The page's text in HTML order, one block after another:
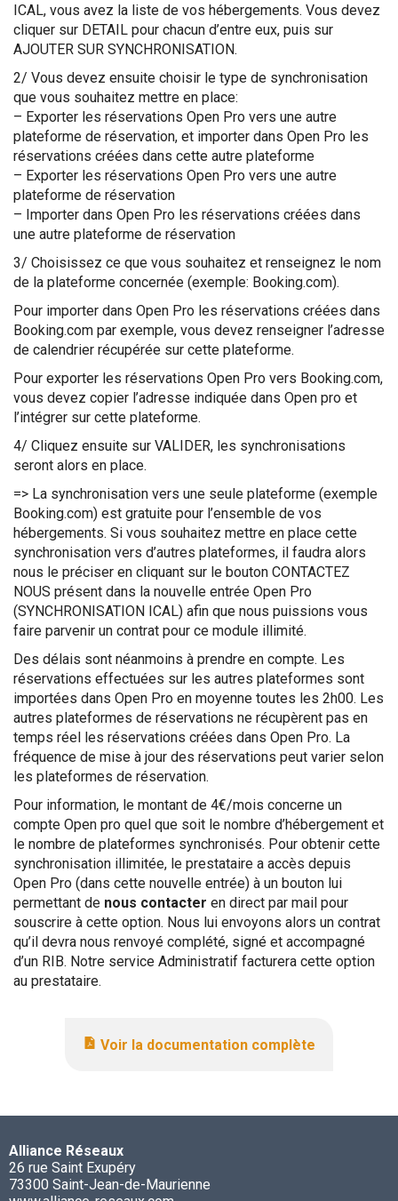
ICAL, vous avez la liste de vos hébergements. Vous devez
cliquer sur DETAIL pour chacun d’entre eux, puis sur
AJOUTER SUR SYNCHRONISATION.
2/ Vous devez ensuite choisir le type de synchronisation
que vous souhaitez mettre en place:
– Exporter les réservations Open Pro vers une autre
plateforme de réservation, et importer dans Open Pro les
réservations créées dans cette autre plateforme
– Exporter les réservations Open Pro vers une autre
plateforme de réservation
– Importer dans Open Pro les réservations créées dans
une autre plateforme de réservation
3/ Choisissez ce que vous souhaitez et renseignez le nom
de la plateforme concernée (exemple: Booking.com).
Pour importer dans Open Pro les réservations créées dans
Booking.com par exemple, vous devez renseigner l’adresse
de calendrier récupérée sur cette plateforme.
Pour exporter les réservations Open Pro vers Booking.com,
vous devez copier l’adresse indiquée dans Open pro et
l’intégrer sur cette plateforme.
4/ Cliquez ensuite sur VALIDER, les synchronisations
seront alors en place.
=> La synchronisation vers une seule plateforme (exemple
Booking.com) est gratuite pour l’ensemble de vos
hébergements. Si vous souhaitez mettre en place cette
synchronisation vers d’autres plateformes, il faudra alors
nous le préciser en cliquant sur le bouton CONTACTEZ
NOUS présent dans la nouvelle entrée Open Pro
(SYNCHRONISATION ICAL) afin que nous puissions vous
faire parvenir un contrat pour ce module illimité.
Des délais sont néanmoins à prendre en compte. Les
réservations effectuées sur les autres plateformes sont
importées dans Open Pro en moyenne toutes les 2h00. Les
autres plateformes de réservations ne récupèrent pas en
temps réel les réservations créées dans Open Pro. La
fréquence de mise à jour des réservations peut varier selon
les plateformes de réservation.
Pour information, le montant de 4€/mois concerne un
compte Open pro quel que soit le nombre d’hébergement et
le nombre de plateformes synchronisés. Pour obtenir cette
synchronisation illimitée, le prestataire a accès depuis
Open Pro (dans cette nouvelle entrée) à un bouton lui
permettant de nous contacter en direct par mail pour
souscrire à cette option. Nous lui envoyons alors un contrat
qu’il devra nous renvoyé complété, signé et accompagné
d’un RIB. Notre service Administratif facturera cette option
au prestataire.
Voir la documentation complète
Alliance Réseaux
26 rue Saint Exupéry
73300 Saint-Jean-de-Maurienne